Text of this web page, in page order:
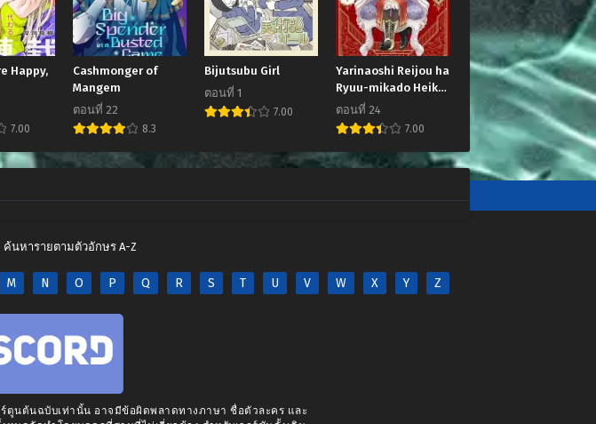
Happy,
7.00
Cashmonger of
Mangem
ตอนที่ 22
8.3
Bijutsubu Girl
ตอนที่ 1
7.00
Yarinaoshi Reijou ha
Ryuu-mikado Heika
wo Kouryakuchuu
ตอนที่ 24
7.00
ค้นหารายตามตัวอักษร A-Z
M N O P Q R S T U V W X Y Z
ตูนต้นฉบับเท่านั้น อาจมีข้อผิดพลาดทางภาษา ชื่อตัวละคร และ